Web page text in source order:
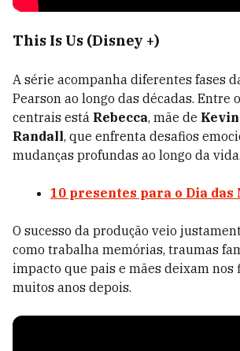
This Is Us (Disney +)
A série acompanha diferentes fases
Pearson ao longo das décadas. Entre
centrais está Rebecca, mãe de
Randall, que enfrenta desafios
mudanças profundas ao longo da vida.
10 presentes para o Dia das
O sucesso da produção veio
como trabalha memórias, traumas
impacto que pais e mães deixam nos
muitos anos depois.